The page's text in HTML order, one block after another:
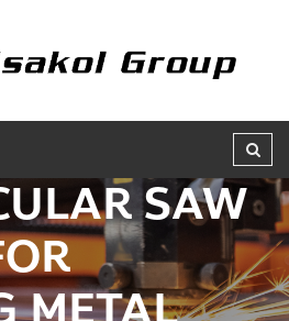
SAW